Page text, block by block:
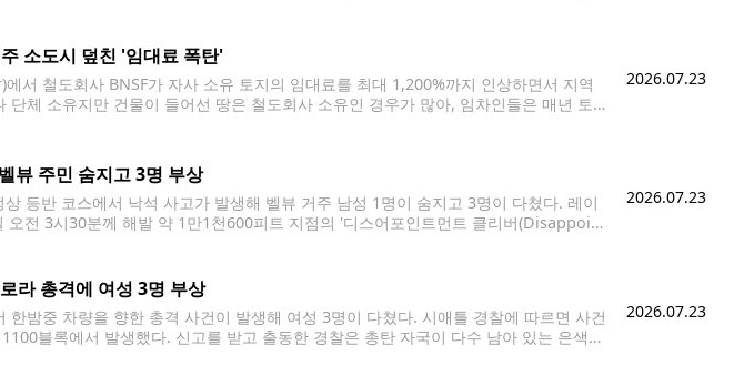
소도시 덮친 '임대료 폭탄'
서 철도회사 BNSF가 자사 소유 토지의 임대료를 최대 1,200%까지 인상하면서 지역
단체 소유지만 건물이 들어선 땅은 철도회사 소유인 경우가 많아, 임차인들은 매년 토
2026.07.23
뷰 주민 숨지고 3명 부상
등반 코스에서 낙석 사고가 발생해 벨뷰 거주 남성 1명이 숨지고 3명이 다쳤다. 레이
오전 3시30분께 해발 약 1만1천600피트 지점의 '디스어포인트먼트 클리버(Disappoint
2026.07.23
라 총격에 여성 3명 부상
한밤중 차량을 향한 총격 사건이 발생해 여성 3명이 다쳤다. 시애틀 경찰에 따르면 사건
블록에서 발생했다. 신고를 받고 출동한 경찰은 총탄 자국이 다수 남아 있는 은색
2026.07.23